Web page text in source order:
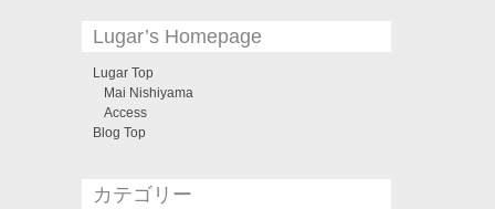
Lugar’s Homepage
Lugar Top
Mai Nishiyama
Access
Blog Top
カテゴリー